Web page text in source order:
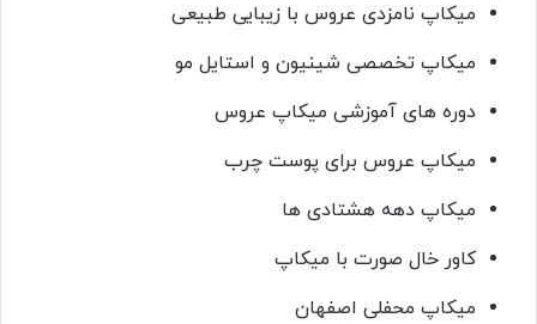
میکاپ نامزدی عروس با زیبایی طبیعی
میکاپ تخصصی شینیون و استایل مو
دوره های آموزشی میکاپ عروس
میکاپ عروس برای پوست چرب
میکاپ دهه هشتادی ها
کاور خال صورت با میکاپ
میکاپ محفلی اصفهان